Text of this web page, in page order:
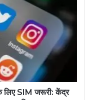
SIM जरूरी: केंद्र